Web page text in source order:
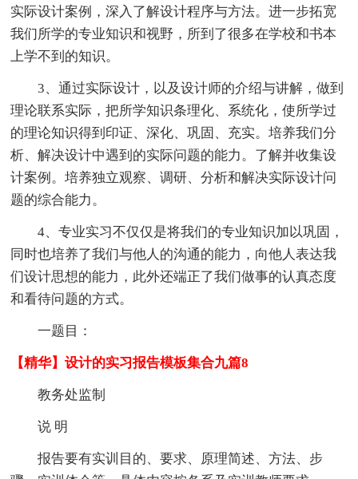
实际设计案例，深入了解设计程序与方法。进一步拓宽
我们所学的专业知识和视野，所到了很多在学校和书本
上学不到的知识。
3、通过实际设计，以及设计师的介绍与讲解，做到
理论联系实际，把所学知识条理化、系统化，使所学过
的理论知识得到印证、深化、巩固、充实。培养我们分
析、解决设计中遇到的实际问题的能力。了解并收集设
计案例。培养独立观察、调研、分析和解决实际设计问
题的综合能力。
4、专业实习不仅仅是将我们的专业知识加以巩固，
同时也培养了我们与他人的沟通的能力，向他人表达我
们设计思想的能力，此外还端正了我们做事的认真态度
和看待问题的方式。
一题目：
【精华】设计的实习报告模板集合九篇8
教务处监制
说 明
报告要有实训目的、要求、原理简述、方法、步